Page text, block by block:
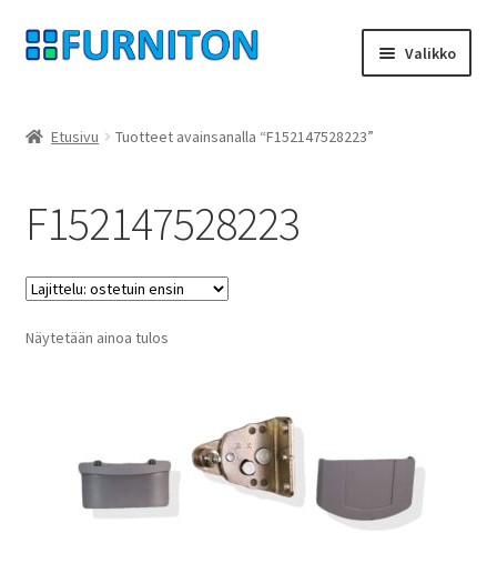
Siirry
navigointiin
Siirry
sisältöön
Valikko
yksityisyyttä
peruuttamisoikeus
Ottaa yhteyttä
Laivaliikenne
Etusivu Tuotteet avainsanalla “F152147528223”
F152147528223
Näytetään ainoa tulos